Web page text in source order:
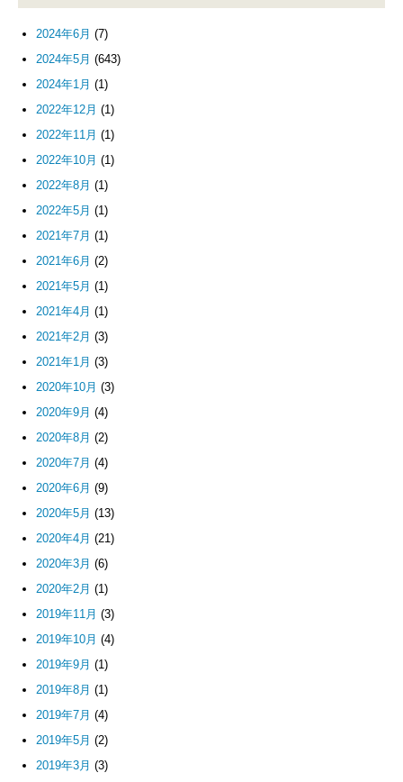
2024年6月 (7)
2024年5月 (643)
2024年1月 (1)
2022年12月 (1)
2022年11月 (1)
2022年10月 (1)
2022年8月 (1)
2022年5月 (1)
2021年7月 (1)
2021年6月 (2)
2021年5月 (1)
2021年4月 (1)
2021年2月 (3)
2021年1月 (3)
2020年10月 (3)
2020年9月 (4)
2020年8月 (2)
2020年7月 (4)
2020年6月 (9)
2020年5月 (13)
2020年4月 (21)
2020年3月 (6)
2020年2月 (1)
2019年11月 (3)
2019年10月 (4)
2019年9月 (1)
2019年8月 (1)
2019年7月 (4)
2019年5月 (2)
2019年3月 (3)